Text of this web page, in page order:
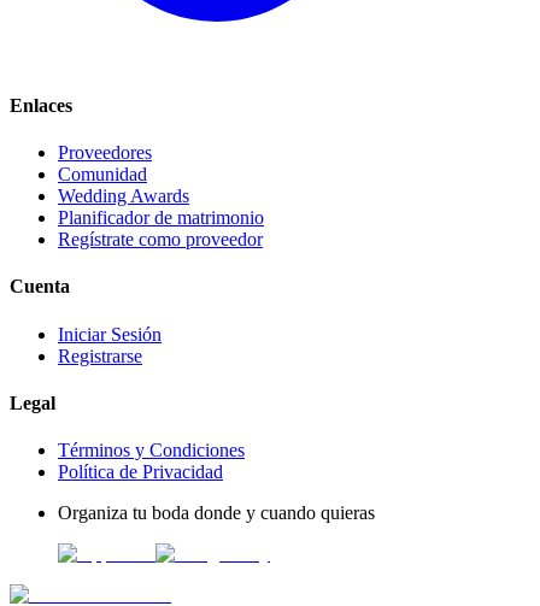
Enlaces
Proveedores
Comunidad
Wedding Awards
Planificador de matrimonio
Regístrate como proveedor
Cuenta
Iniciar Sesión
Registrarse
Legal
Términos y Condiciones
Política de Privacidad
Organiza tu boda donde y cuando quieras